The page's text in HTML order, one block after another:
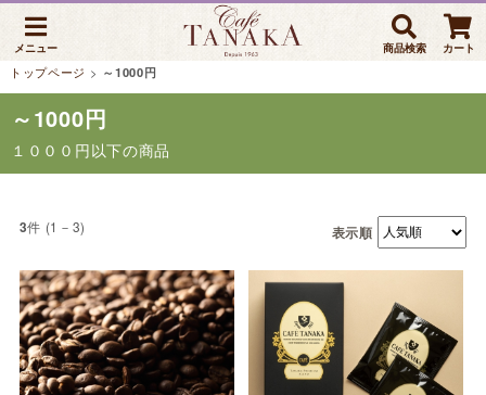
メニュー 商品検索 カート
トップページ > ～1000円
～1000円
１０００円以下の商品
3件 (1－3) 表示順